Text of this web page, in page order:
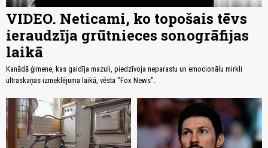
VIDEO. Neticami, ko topošais tēvs
ieraudzīja grūtnieces sonogrāfijas
laikā
Kanādā ģimene, kas gaidīja mazuli, piedzīvoja neparastu un emocionālu mirkli
ultraskaņas izmeklējuma laikā, vēsta "Fox News".